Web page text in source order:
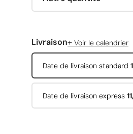
Livraison+ Voir le calendrier
Date de livraison standard
Date de livraison express